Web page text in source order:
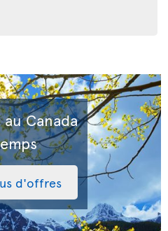
au Canada
d'offres